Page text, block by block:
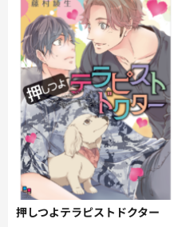
押しつよテラピストドクター